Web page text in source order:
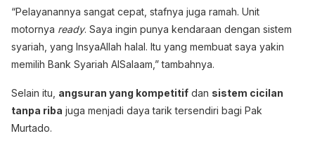
“Pelayanannya sangat cepat, stafnya juga ramah. Unit
motornya ready. Saya ingin punya kendaraan dengan sistem
syariah, yang InsyaAllah halal. Itu yang membuat saya yakin
memilih Bank Syariah AlSalaam,” tambahnya.
Selain itu, angsuran yang kompetitif dan sistem cicilan
tanpa riba juga menjadi daya tarik tersendiri bagi Pak
Murtado.